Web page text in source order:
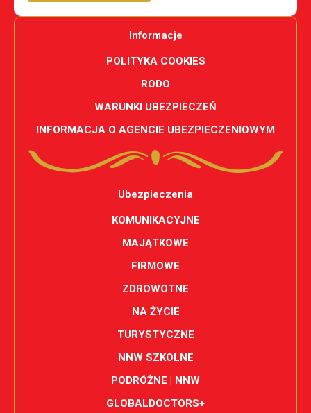
Informacje
POLITYKA COOKIES
RODO
WARUNKI UBEZPIECZEŃ
INFORMACJA O AGENCIE UBEZPIECZENIOWYM
Ubezpieczenia
KOMUNIKACYJNE
MAJĄTKOWE
FIRMOWE
ZDROWOTNE
NA ŻYCIE
TURYSTYCZNE
NNW SZKOLNE
PODRÓŻNE | NNW
GLOBALDOCTORS+